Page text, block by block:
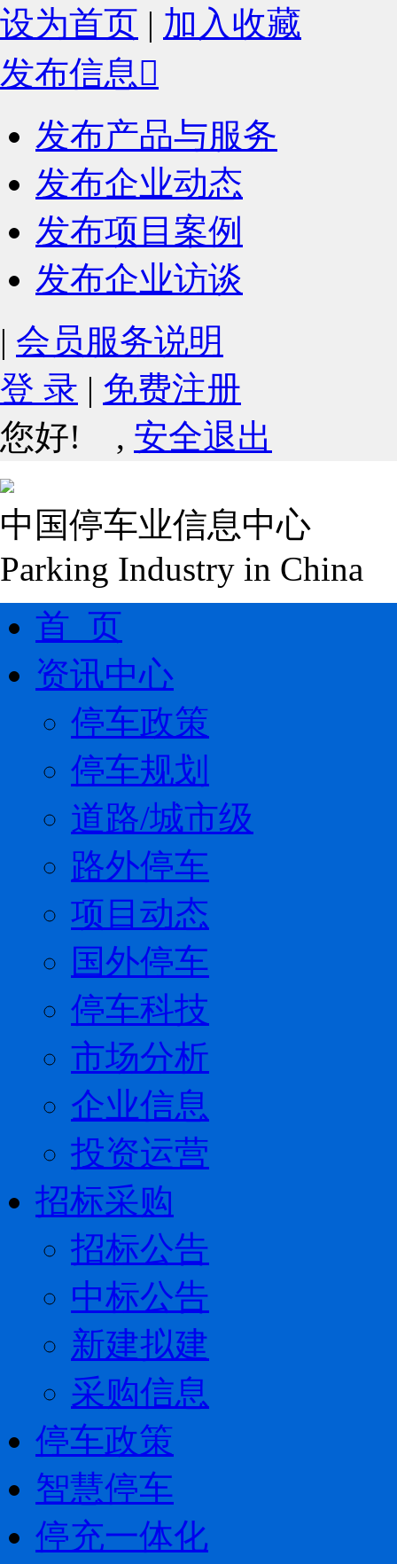
设为首页 | 加入收藏
发布信息
发布产品与服务
发布企业动态
发布项目案例
发布企业访谈
| 会员服务说明
登 录 | 免费注册
您好!
, 安全退出
中国停车业信息中心
Parking Industry in China
首 页
资讯中心
停车政策
停车规划
道路/城市级
路外停车
项目动态
国外停车
停车科技
市场分析
企业信息
投资运营
招标采购
招标公告
中标公告
新建拟建
采购信息
停车政策
智慧停车
停充一体化